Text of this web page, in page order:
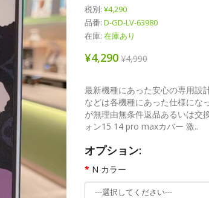
税別: ¥4,290
品番: D-GD-LV-63980
在庫: 在庫あり
¥4,290 ¥4,990
最新機種にあった安心の専用設
などは各機種にあった仕様にな
が無理由無条件返品あるいは交
ォン15 14 pro maxカバー 激..
オプション:
N カラー